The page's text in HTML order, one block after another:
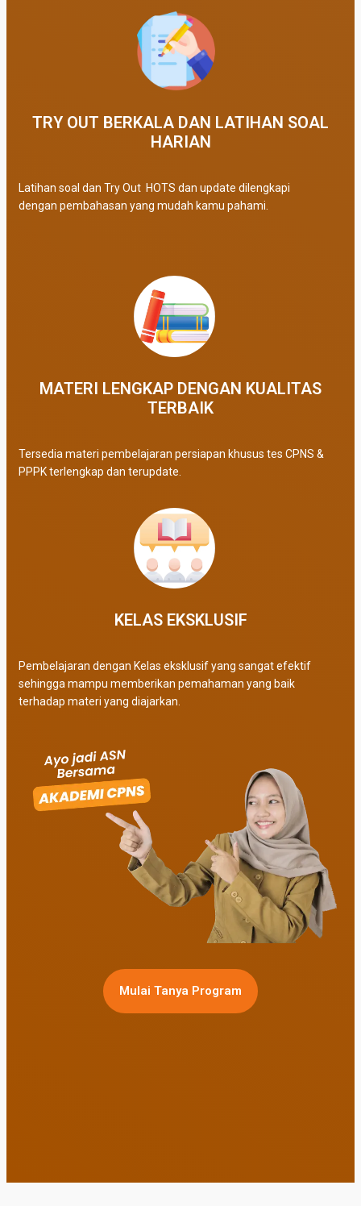
TRY OUT BERKALA DAN LATIHAN SOAL
HARIAN
Latihan soal dan Try Out HOTS dan update dilengkapi
dengan pembahasan yang mudah kamu pahami.
MATERI LENGKAP DENGAN KUALITAS
TERBAIK​
Tersedia materi pembelajaran persiapan khusus tes CPNS &
PPPK terlengkap dan terupdate.
KELAS EKSKLUSIF​
Pembelajaran dengan Kelas eksklusif yang sangat efektif
sehingga mampu memberikan pemahaman yang baik
terhadap materi yang diajarkan.
Mulai Tanya Program